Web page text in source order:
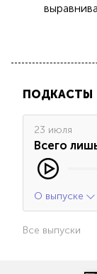
ПОДКАСТЫ
23 июля
Всего
О выпуске
Все выпуски